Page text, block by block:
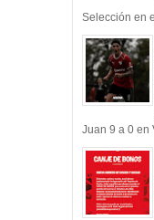
Selección en
Juan 9 a 0 en